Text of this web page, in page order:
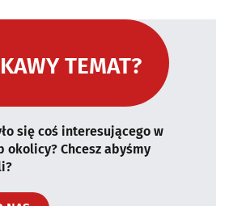
TEMAT?
się coś interesującego w
okolicy? Chcesz abyśmy